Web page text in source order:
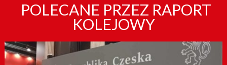
POLECANE PRZEZ RAPORT
KOLEJOWY